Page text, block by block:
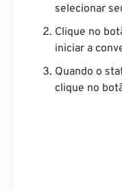
selecionar
Clique no
iniciar a
Quando o
clique no